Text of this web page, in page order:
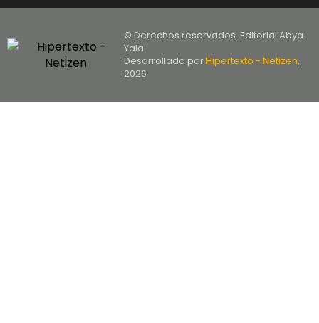
© Derechos reservados. Editorial Abya
Yala
Desarrollado porHipertexto - Netizen,
2026